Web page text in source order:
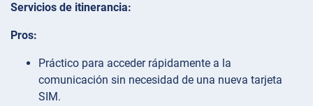
Servicios de itinerancia:
Pros:
Práctico para acceder rápidamente a la
comunicación sin necesidad de una nueva tarjeta
SIM.